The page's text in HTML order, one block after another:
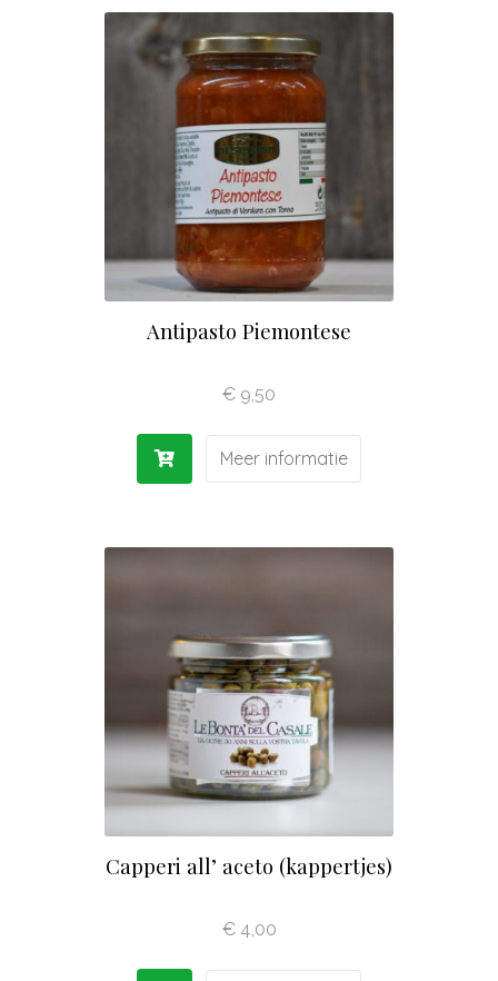
Olijfolie | Azijn
Antipasto Piemontese
€ 9,50
Meer informatie
Capperi all’ aceto (kappertjes)
€4,00